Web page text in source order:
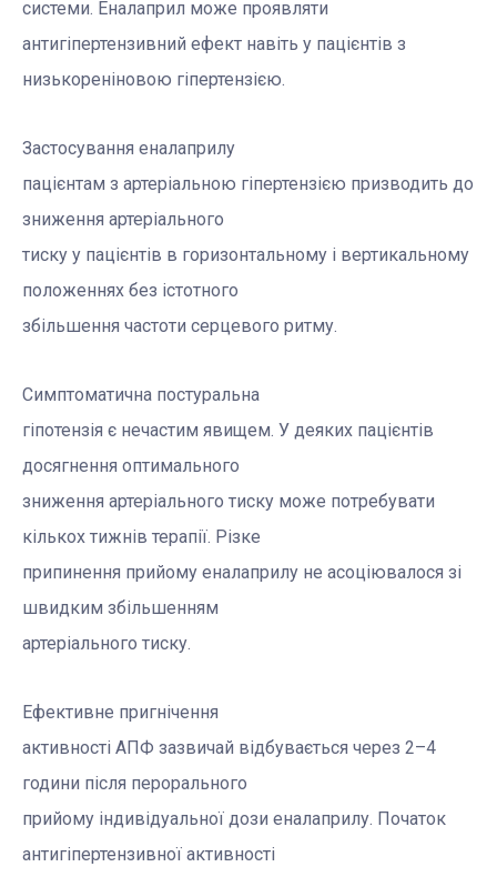
системи. Еналаприл може проявляти
антигіпертензивний ефект навіть у пацієнтів з
низькореніновою гіпертензією.
Застосування еналаприлу
пацієнтам з артеріальною гіпертензією призводить до
зниження артеріального
тиску у пацієнтів в горизонтальному і вертикальному
положеннях без істотного
збільшення частоти серцевого ритму.
Симптоматична постуральна
гіпотензія є нечастим явищем. У деяких пацієнтів
досягнення оптимального
зниження артеріального тиску може потребувати
кількох тижнів терапії. Різке
припинення прийому еналаприлу не асоціювалося зі
швидким збільшенням
артеріального тиску.
Ефективне пригнічення
активності АПФ зазвичай відбувається через 2–4
години після перорального
прийому індивідуальної дози еналаприлу. Початок
антигіпертензивної активності